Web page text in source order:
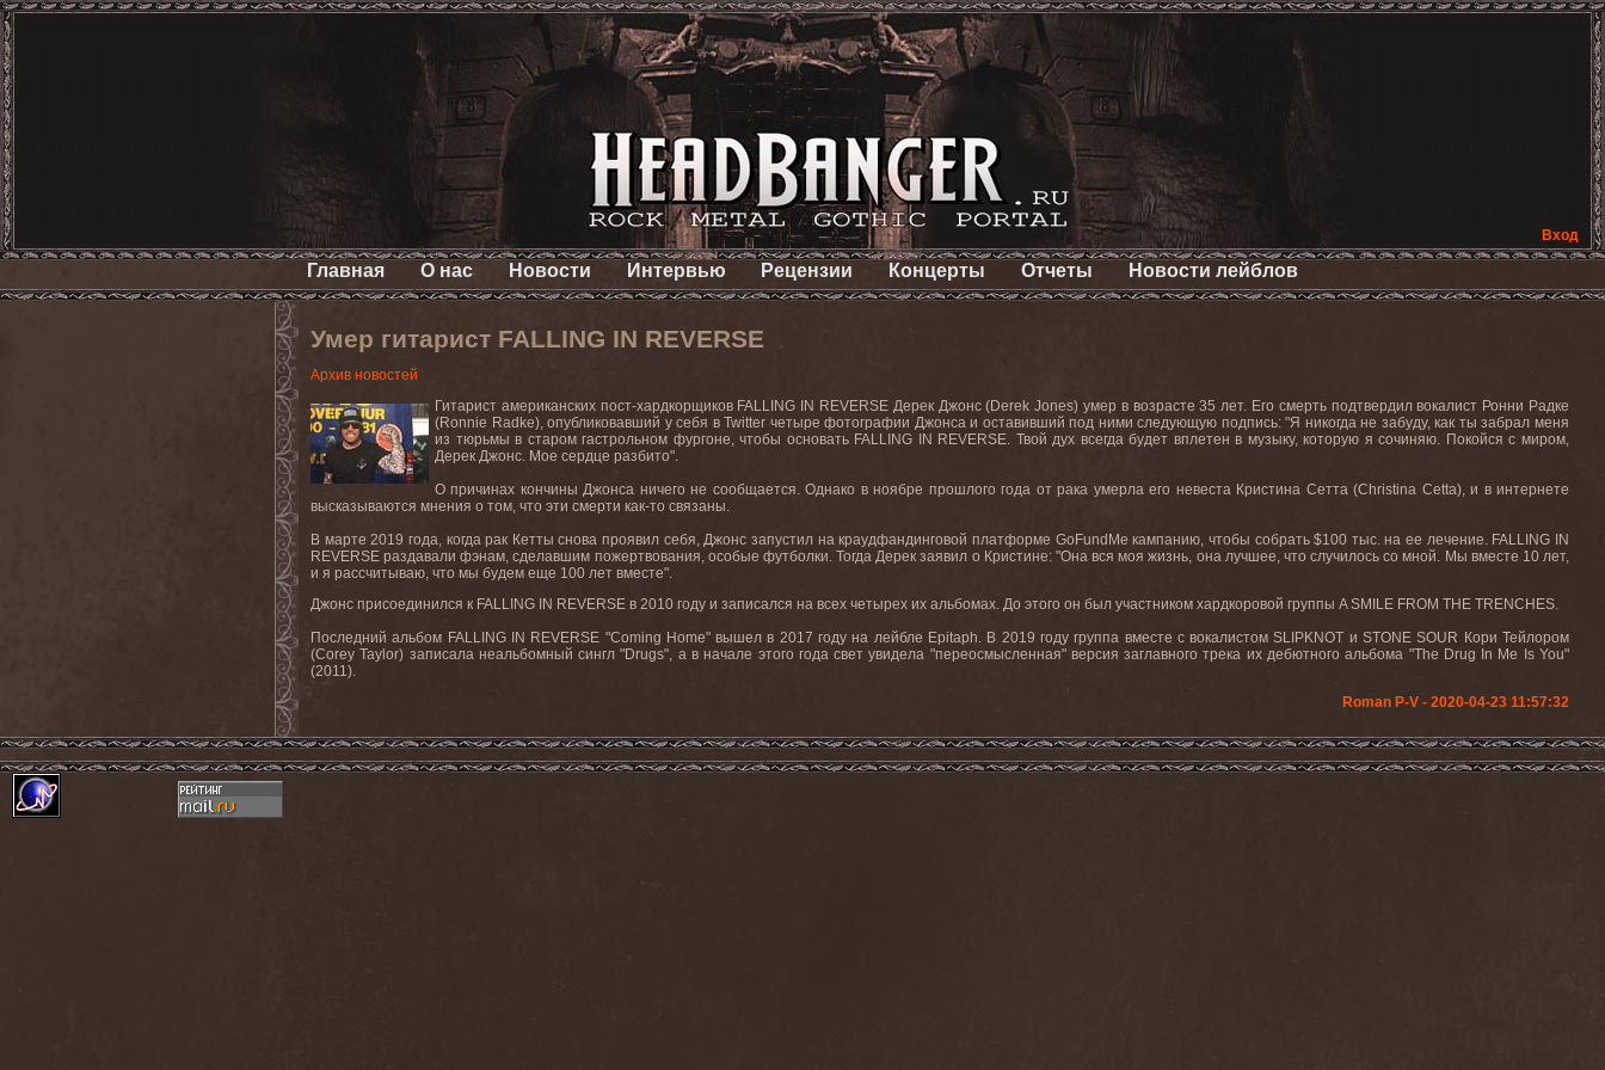
Вход
Главная О нас Новости Интервью Рецензии Концерты Отчеты Новости лейблов
Умер гитарист FALLING IN REVERSE
Архив новостей
Гитарист американских пост-хардкорщиков FALLING IN REVERSE Дерек Джонс (Derek Jones) умер в возрасте 35 лет. Его смерть подтвердил вокалист Ронни Радке
(Ronnie Radke), опубликовавший у себя в Twitter четыре фотографии Джонса и оставивший под ними следующую подпись: "Я никогда не забуду, как ты забрал меня
из тюрьмы в старом гастрольном фургоне, чтобы основать FALLING IN REVERSE. Твой дух всегда будет вплетен в музыку, которую я сочиняю. Покойся с миром,
Дерек Джонс. Мое сердце разбито".
О причинах кончины Джонса ничего не сообщается. Однако в ноябре прошлого года от рака умерла его невеста Кристина Сетта (Christina Cetta), и в интернете
высказываются мнения о том, что эти смерти как-то связаны.
В марте 2019 года, когда рак Кетты снова проявил себя, Джонс запустил на краудфандинговой платформе GoFundMe кампанию, чтобы собрать $100 тыс. на ее лечение. FALLING IN
REVERSE раздавали фэнам, сделавшим пожертвования, особые футболки. Тогда Дерек заявил о Кристине: "Она вся моя жизнь, она лучшее, что случилось со мной. Мы вместе 10 лет,
и я рассчитываю, что мы будем еще 100 лет вместе".
Джонс присоединился к FALLING IN REVERSE в 2010 году и записался на всех четырех их альбомах. До этого он был участником хардкоровой группы A SMILE FROM THE TRENCHES.
Последний альбом FALLING IN REVERSE "Coming Home" вышел в 2017 году на лейбле Epitaph. В 2019 году группа вместе с вокалистом SLIPKNOT и STONE SOUR Кори Тейлором
(Corey Taylor) записала неальбомный сингл "Drugs", а в начале этого года свет увидела "переосмысленная" версия заглавного трека их дебютного альбома "The Drug In Me Is You"
(2011).
Roman P-V - 2020-04-23 11:57:32